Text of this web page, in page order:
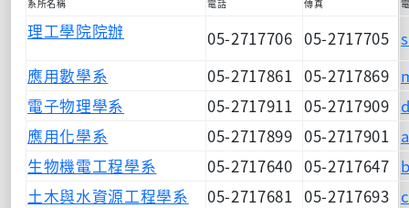
系所名稱 電話 傳真
理工學院院辦 05-2717706 05-2717705
應用數學系
05-2717861 05-2717869
電子物理學系
05-2717911 05-2717909
應用化學系
05-2717899 05-2717901
生物機電工程學系
05-2717640 05-2717647
土木與水資源工程學系
05-2717681 05-2717693